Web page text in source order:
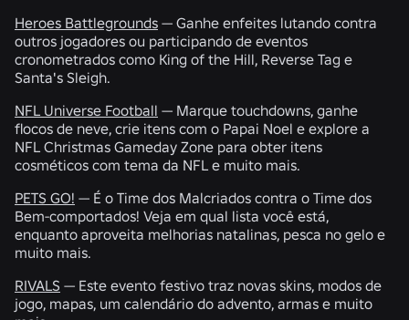
Heroes Battlegrounds — Ganhe enfeites lutando contra
outros jogadores ou participando de eventos
cronometrados como King of the Hill, Reverse Tag e
Santa's Sleigh.
NFL Universe Football — Marque touchdowns, ganhe
flocos de neve, crie itens com o Papai Noel e explore a
NFL Christmas Gameday Zone para obter itens
cosméticos com tema da NFL e muito mais.
PETS GO! — É o Time dos Malcriados contra o Time dos
Bem-comportados! Veja em qual lista você está,
enquanto aproveita melhorias natalinas, pesca no gelo e
muito mais.
RIVALS — Este evento festivo traz novas skins, modos de
jogo, mapas, um calendário do advento, armas e muito